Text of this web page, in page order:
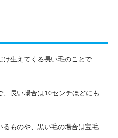
け生えてくる長い毛のことで
、長い場合は10センチほどにも
るものや、黒い毛の場合は宝毛